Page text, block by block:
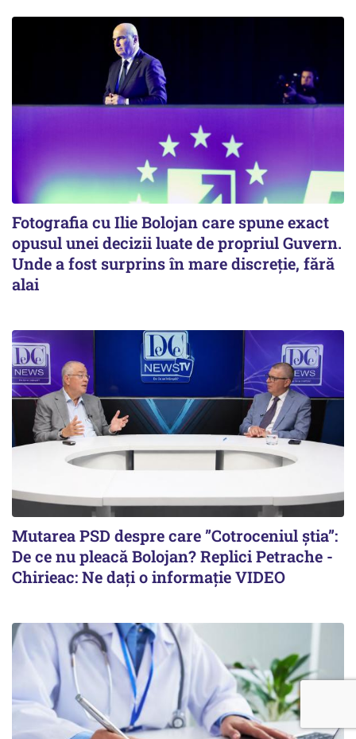
Fotografia cu Ilie Bolojan care spune exact
opusul unei decizii luate de propriul Guvern.
Unde a fost surprins în mare discreție, fără
alai
Mutarea PSD despre care ”Cotroceniul știa”:
De ce nu pleacă Bolojan? Replici Petrache -
Chirieac: Ne dați o informație VIDEO